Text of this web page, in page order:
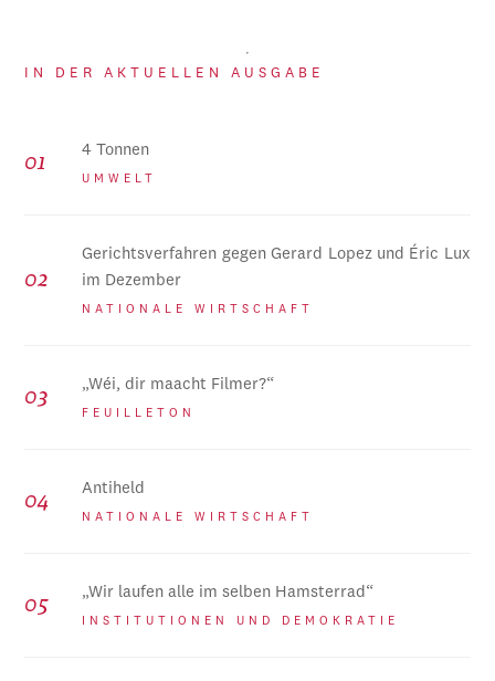
IN DER AKTUELLEN AUSGABE
4 Tonnen
UMWELT
Gerichtsverfahren gegen Gerard Lopez und Éric Lux
im Dezember
NATIONALE WIRTSCHAFT
„Wéi, dir maacht Filmer?“
FEUILLETON
Antiheld
NATIONALE WIRTSCHAFT
„Wir laufen alle im selben Hamsterrad“
INSTITUTIONEN UND DEMOKRATIE